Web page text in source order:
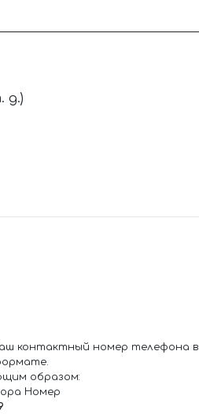
д.)
контактный номер телефона в
образом:
Номер